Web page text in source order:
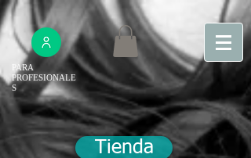
PARA
PROFESIONALE
S
Tienda